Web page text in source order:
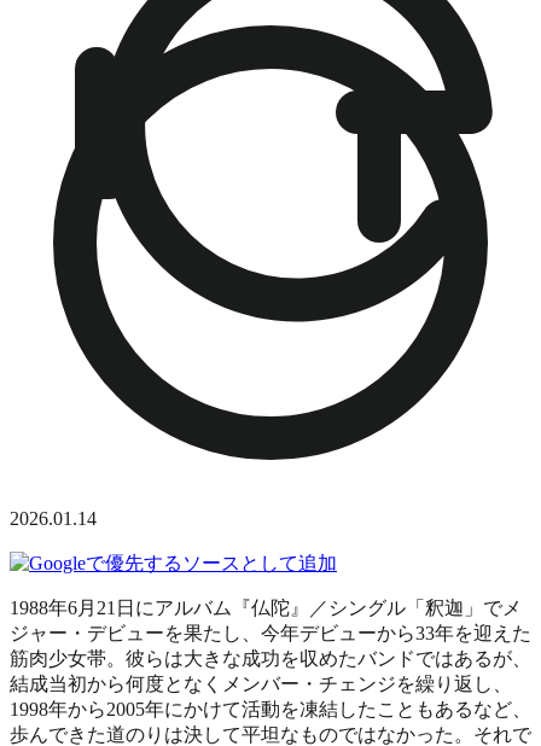
2026.01.14
1988年6月21日にアルバム『仏陀』／シングル「釈迦」でメ
ジャー・デビューを果たし、今年デビューから33年を迎えた
筋肉少女帯。彼らは大きな成功を収めたバンドではあるが、
結成当初から何度となくメンバー・チェンジを繰り返し、
1998年から2005年にかけて活動を凍結したこともあるなど、
歩んできた道のりは決して平坦なものではなかった。それで